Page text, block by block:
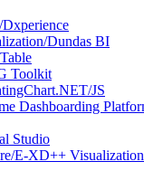
Dundas BI
Toolkit
JS
Dashboarding
Studio
E-XD++ Visualization